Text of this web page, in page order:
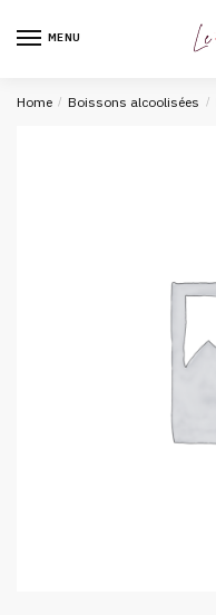
MENU
Home / Boissons alcoolisées /